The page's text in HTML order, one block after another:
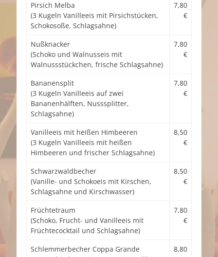
Pirsich Melba
(3 Kugeln Vanilleeis mit Pirsichstücken,
Schokosoße, Schlagsahne)
7,80
€
Nußknacker
(Schoko und Walnusseis mit
Walnussstückchen, frische Schlagsahne)
7,80
€
Bananensplit
(3 Kugeln Vanilleeis auf zwei
Bananenhälften, Nusssplitter,
Schlagsahne)
7,80
€
Vanilleeis mit heißen Himbeeren
(3 Kugeln Vanilleeis mit heißen
Himbeeren und frischer Schlagsahne)
8,50
€
Schwarzwaldbecher
(Vanille- und Schokoeis mit Kirschen,
Schlagsahne und Kirschwasser)
8,50
€
Früchtetraum
(Schoko, Frucht- und Vanilleeis mit
Früchtecocktail und Schlagsahne)
7,80
€
Schlemmerbecher Coppa Grande
8,80